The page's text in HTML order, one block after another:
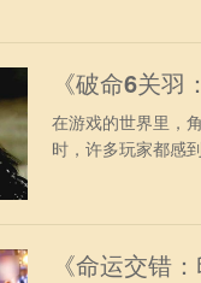
《破命6关羽
在游戏的世界里，
时，许多玩家都感
《命运交错